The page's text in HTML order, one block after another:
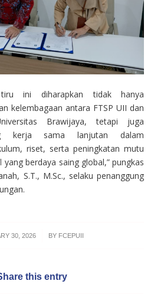
tiru ini diharapkan tidak hanya
kelembagaan antara FTSP UII dan
Brawijaya, tetapi juga
kerja sama lanjutan dalam
riset, serta peningkatan mutu
yang berdaya saing global,” pungkas
S.T., M.Sc., selaku penanggung
30, 2026
/ BY FCEPUII
this entry